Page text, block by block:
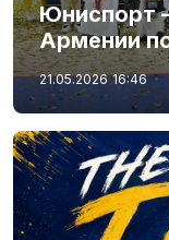
Юниспорт
Армении
21.05.2026 16:46